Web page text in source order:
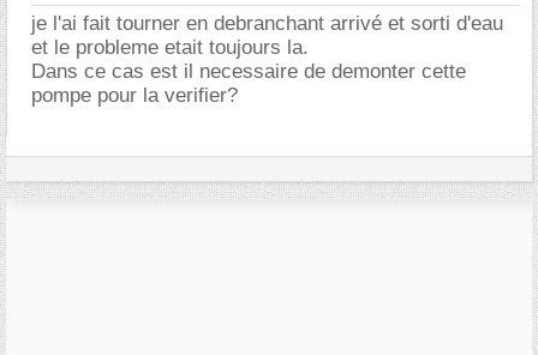
je l'ai fait tourner en debranchant arrivé et sorti d'eau
et le probleme etait toujours la.
Dans ce cas est il necessaire de demonter cette
pompe pour la verifier?